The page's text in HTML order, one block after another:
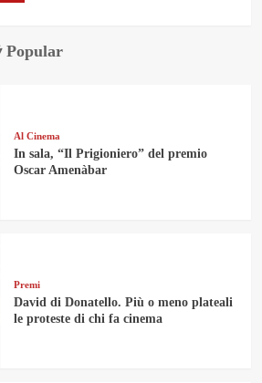
Popular
Al Cinema
In sala, “Il Prigioniero” del premio
Oscar Amenàbar
Premi
David di Donatello. Più o meno plateali
le proteste di chi fa cinema